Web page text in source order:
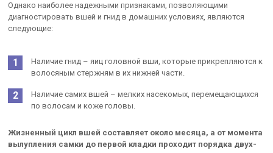
Однако наиболее надежными признаками, позволяющими
диагностировать вшей и гнид в домашних условиях, являются
следующие:
Наличие гнид – яиц головной вши, которые прикрепляются к
волосяным стержням в их нижней части.
Наличие самих вшей – мелких насекомых, перемещающихся
по волосам и коже головы.
Жизненный цикл вшей составляет около месяца, а от момента
вылупления самки до первой кладки проходит порядка двух-